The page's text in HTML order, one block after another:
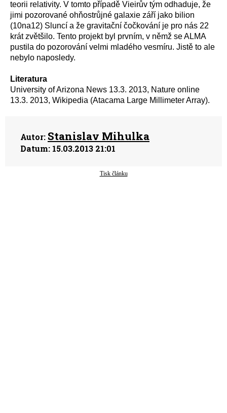
teorii relativity. V tomto případě Vieirův tým odhaduje, že
jimi pozorované ohňostrůjné galaxie září jako bilion
(10na12) Sluncí a že gravitační čočkování je pro nás 22
krát zvětšilo. Tento projekt byl prvním, v němž se ALMA
pustila do pozorování velmi mladého vesmíru. Jistě to ale
nebylo naposledy.
Literatura
University of Arizona News 13.3. 2013, Nature online
13.3. 2013, Wikipedia (Atacama Large Millimeter Array).
Autor: Stanislav Mihulka
Datum: 15.03.2013 21:01
Tisk článku